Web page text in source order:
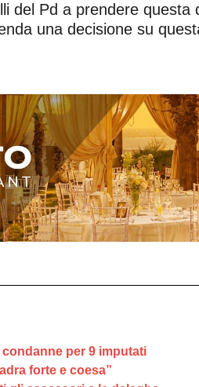
del Pd a prendere
una decisione su
per 9 imputati
forte e coesa”